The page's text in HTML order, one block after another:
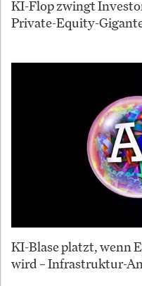
KI-Flop zwingt
Private-Equity-
KI-Blase platzt, wenn
wird – Infrastruktur-